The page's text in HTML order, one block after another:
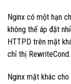
Nginx có một hạn
không thể áp đặt
HTTPD trên mặt
chỉ thị RewriteCond.
Nginx mặt khác